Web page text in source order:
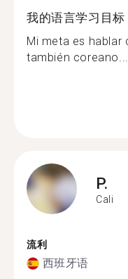
我的语言学习目标
Mi meta es hablar
también coreano...
P.
Cali
流利
西班牙语